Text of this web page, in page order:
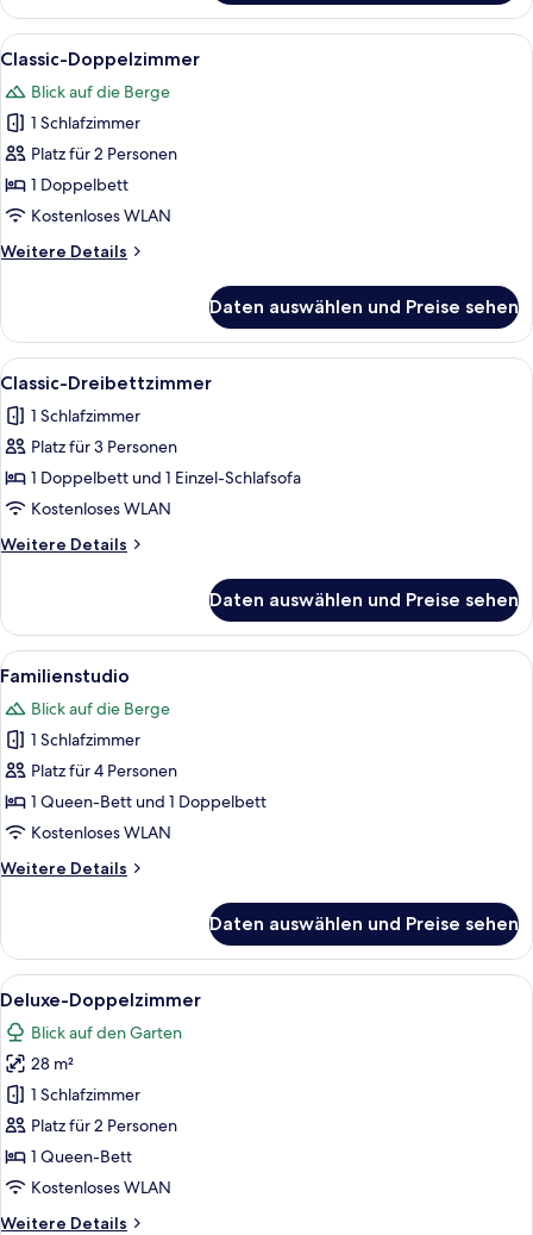
Double
Room
Alle
Fotos
für
Classic-
Doppelzimmer
anzeigen
Ein Zimmer mit Holzboden, einem
4
Classic-Doppelzimmer
Blick auf die Berge
1 Schlafzimmer
Platz für 2 Personen
1 Doppelbett
Kostenloses WLAN
Weitere Details
Weitere
Doppelzimmer
Daten auswählen und Preise sehen
Alle
Fotos
für
Classic-
Dreibettzimmer
anzeigen
Ein gemütliches Zimmer mit
4
Classic-Dreibettzimmer
1 Schlafzimmer
Platz für 3 Personen
1 Doppelbett und 1 Einzel-Schlafsofa
Kostenloses WLAN
Weitere Details
Weitere
Dreibettzimmer
Daten auswählen und Preise sehen
Alle
Fotos
für
Familienstudio
anzeigen
Ein Schlafzimmer mit einem Bett,
5
Familienstudio
Blick auf die Berge
1 Schlafzimmer
Platz für 4 Personen
1 Queen-Bett und 1 Doppelbett
Kostenloses WLAN
Weitere Details
Weitere
Daten auswählen und Preise sehen
Alle
Fotos
für
Deluxe-
Doppelzimmer
anzeigen
Ein Hotelzimmer mit Sofa, kleinem
4
Deluxe-Doppelzimmer
Blick auf den Garten
28 m²
1 Schlafzimmer
Platz für 2 Personen
1 Queen-Bett
Kostenloses WLAN
Weitere Details
Weitere